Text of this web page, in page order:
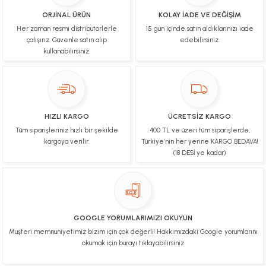
Çok hızlı bir şekilde tarafıma gönderildi Ürün
paketleme çok güzeldi Hediye için de Ayriyeten
Teşekkür ederim fiyatta gayet uygun
Orijinal ürün gönderdiğine inandığım bir firma ve
ORJİNAL ÜRÜN
Her zaman resmi distribütörlerle
çalışırız. Güvenle satın alıp
kullanabilirsiniz.
KOLAY İADE VE DEĞİŞİM
15 gün içinde satın aldıklarınızı iade
edebilirsiniz.
HIZLI KARGO
Tüm siparişleriniz hızlı bir şekilde
kargoya verilir.
ÜCRETSİZ KARGO
400 TL ve üzeri tüm siparişlerde,
Türkiye’nin her yerine KARGO BEDAVA!
(18 DESİ ye kadar)
GOOGLE YORUMLARIMIZI OKUYUN
Müşteri memnuniyetimiz bizim için çok değerli! Hakkımızdaki Google yorumlarını
okumak için burayı tıklayabilirsiniz